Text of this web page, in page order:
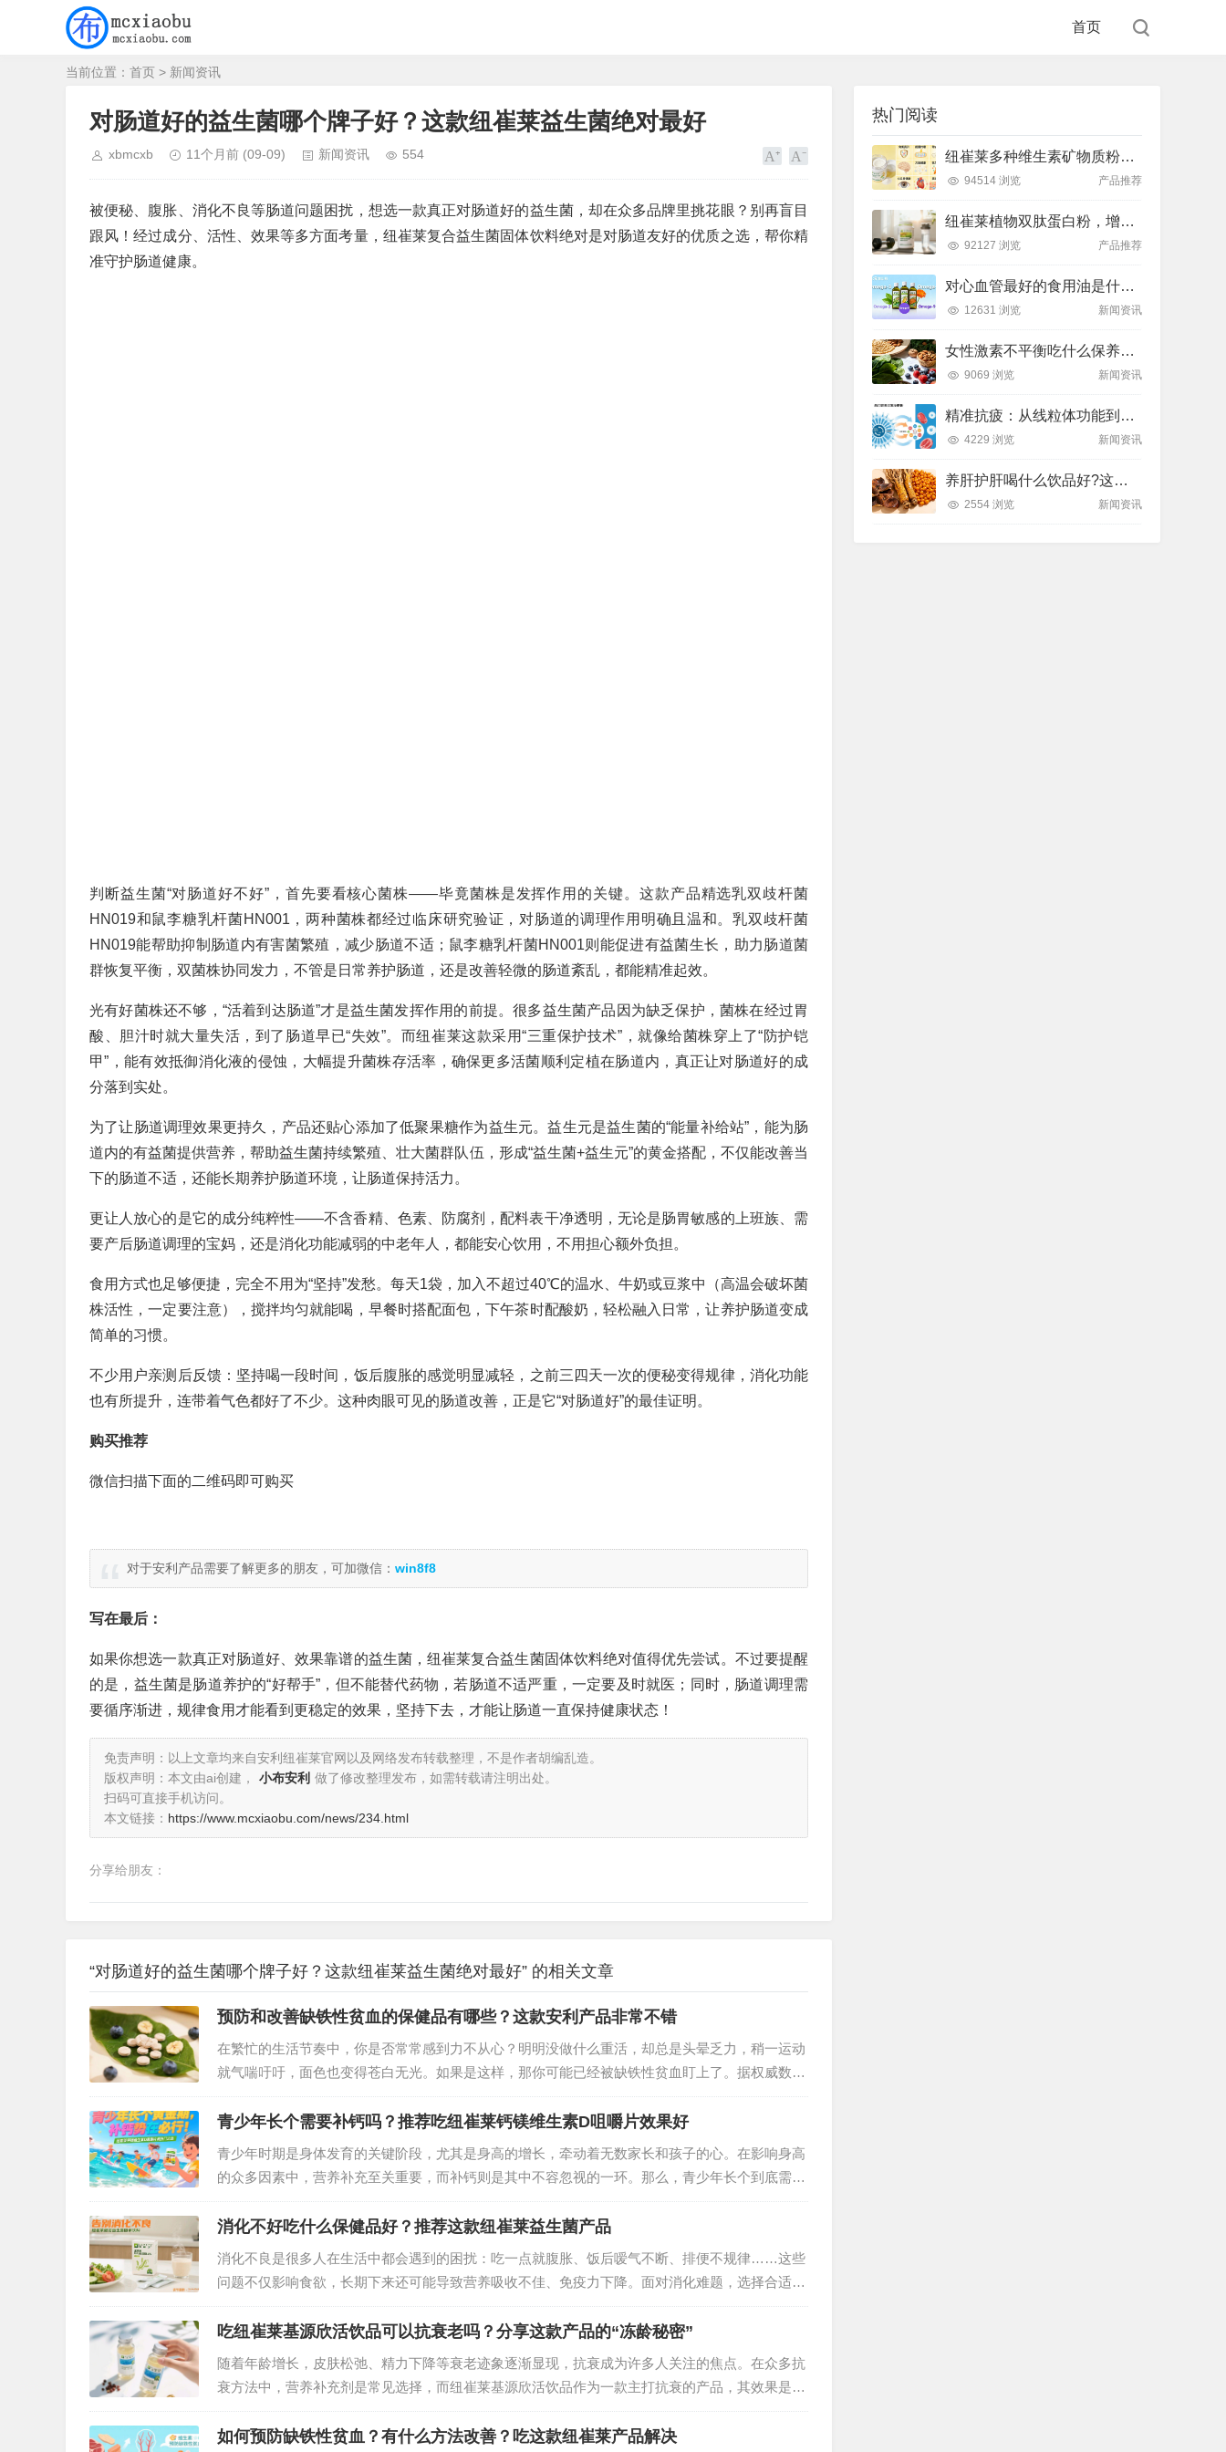
首页
当前位置： 首页 > 新闻资讯
对肠道好的益生菌哪个牌子好？这款纽崔莱益生菌绝对最好
xbmcxb 11个月前 (09-09) 新闻资讯 554
被便秘、腹胀、消化不良等肠道问题困扰，想选一款真正对肠道好的益生菌，却在众多品牌里挑花眼？别再盲目
跟风！经过成分、活性、效果等多方面考量，纽崔莱复合益生菌固体饮料绝对是对肠道友好的优质之选，帮你精
准守护肠道健康。
判断益生菌“对肠道好不好”，首先要看核心菌株——毕竟菌株是发挥作用的关键。这款产品精选乳双歧杆菌
HN019和鼠李糖乳杆菌HN001，两种菌株都经过临床研究验证，对肠道的调理作用明确且温和。乳双歧杆菌
HN019能帮助抑制肠道内有害菌繁殖，减少肠道不适；鼠李糖乳杆菌HN001则能促进有益菌生长，助力肠道菌
群恢复平衡，双菌株协同发力，不管是日常养护肠道，还是改善轻微的肠道紊乱，都能精准起效。
光有好菌株还不够，“活着到达肠道”才是益生菌发挥作用的前提。很多益生菌产品因为缺乏保护，菌株在经过胃
酸、胆汁时就大量失活，到了肠道早已“失效”。而纽崔莱这款采用“三重保护技术”，就像给菌株穿上了“防护铠
甲”，能有效抵御消化液的侵蚀，大幅提升菌株存活率，确保更多活菌顺利定植在肠道内，真正让对肠道好的成
分落到实处。
为了让肠道调理效果更持久，产品还贴心添加了低聚果糖作为益生元。益生元是益生菌的“能量补给站”，能为肠
道内的有益菌提供营养，帮助益生菌持续繁殖、壮大菌群队伍，形成“益生菌+益生元”的黄金搭配，不仅能改善当
下的肠道不适，还能长期养护肠道环境，让肠道保持活力。
更让人放心的是它的成分纯粹性——不含香精、色素、防腐剂，配料表干净透明，无论是肠胃敏感的上班族、需
要产后肠道调理的宝妈，还是消化功能减弱的中老年人，都能安心饮用，不用担心额外负担。
食用方式也足够便捷，完全不用为“坚持”发愁。每天1袋，加入不超过40℃的温水、牛奶或豆浆中（高温会破坏菌
株活性，一定要注意），搅拌均匀就能喝，早餐时搭配面包，下午茶时配酸奶，轻松融入日常，让养护肠道变成
简单的习惯。
不少用户亲测后反馈：坚持喝一段时间，饭后腹胀的感觉明显减轻，之前三四天一次的便秘变得规律，消化功能
也有所提升，连带着气色都好了不少。这种肉眼可见的肠道改善，正是它“对肠道好”的最佳证明。
购买推荐
微信扫描下面的二维码即可购买
对于安利产品需要了解更多的朋友，可加微信： win8f8
写在最后：
如果你想选一款真正对肠道好、效果靠谱的益生菌，纽崔莱复合益生菌固体饮料绝对值得优先尝试。不过要提醒
的是，益生菌是肠道养护的“好帮手”，但不能替代药物，若肠道不适严重，一定要及时就医；同时，肠道调理需
要循序渐进，规律食用才能看到更稳定的效果，坚持下去，才能让肠道一直保持健康状态！
免责声明：以上文章均来自安利纽崔莱官网以及网络发布转载整理，不是作者胡编乱造。
版权声明：本文由ai创建，
小布安利 做了修改整理发布，如需转载请注明出处。
扫码可直接手机访问。
本文链接： https://www.mcxiaobu.com/news/234.html
分享给朋友：
“对肠道好的益生菌哪个牌子好？这款纽崔莱益生菌绝对最好” 的相关文章
预防和改善缺铁性贫血的保健品有哪些？这款安利产品非常不错
在繁忙的生活节奏中，你是否常常感到力不从心？明明没做什么重活，却总是头晕乏力，稍一运动
就气喘吁吁，面色也变得苍白无光。如果是这样，那你可能已经被缺铁性贫血盯上了。据权威数据
显示，我国有相当比例的人群受到缺铁性贫血的困扰，尤其是儿童、孕妇和女性群体 ，缺铁性贫
血不仅影响生活质量，长期发展还可能对身体健…
青少年长个需要补钙吗？推荐吃纽崔莱钙镁维生素D咀嚼片效果好
青少年时期是身体发育的关键阶段，尤其是身高的增长，牵动着无数家长和孩子的心。在影响身高
的众多因素中，营养补充至关重要，而补钙则是其中不容忽视的一环。那么，青少年长个到底需不
需要补钙？又该如何选择合适的补钙产品？纽崔莱钙镁维生素D咀嚼片凭借出色的效果，成为众多
家庭的信赖之选。…
消化不好吃什么保健品好？推荐这款纽崔莱益生菌产品
消化不良是很多人在生活中都会遇到的困扰：吃一点就腹胀、饭后嗳气不断、排便不规律……这些
问题不仅影响食欲，长期下来还可能导致营养吸收不佳、免疫力下降。面对消化难题，选择合适的
保健品能起到事半功倍的改善效果，而纽崔莱健活益生菌固体饮料就是针对性的优质之选。…
吃纽崔莱基源欣活饮品可以抗衰老吗？分享这款产品的“冻龄秘密”
随着年龄增长，皮肤松弛、精力下降等衰老迹象逐渐显现，抗衰成为许多人关注的焦点。在众多抗
衰方法中，营养补充剂是常见选择，而纽崔莱基源欣活饮品作为一款主打抗衰的产品，其效果是否
真的能实现“冻龄”？今天就从成分、原理等方面，详细揭秘它的抗衰奥秘。…
如何预防缺铁性贫血？有什么方法改善？吃这款纽崔莱产品解决
热门阅读
纽崔莱多种维生素矿物质粉，小金粉守护全天健康活力
94514 浏览 产品推荐
纽崔莱植物双肽蛋白粉，增肌补充蛋白质好帮手
92127 浏览 产品推荐
对心血管最好的食用油是什么油？推荐吃这款安利油品
12631 浏览 新闻资讯
女性激素不平衡吃什么保养片可以调节？推荐吃这款纽崔莱保养片
9069 浏览 新闻资讯
精准抗疲：从线粒体功能到造血机制，热门营养方案全解析
4229 浏览 新闻资讯
养肝护肝喝什么饮品好?这款纽崔莱饮品别错过
2554 浏览 新闻资讯